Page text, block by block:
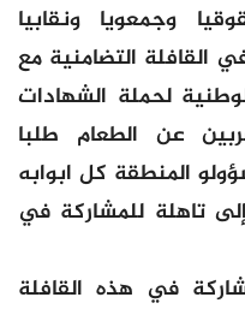
إطارا حقوقيا وجمعويا ونقابيا
التضامنية مع
لحملة الشهادات
عن الطعام طلبا
المنطقة كل ابوابه
تاهلة للمشاركة في
في هذه القافلة